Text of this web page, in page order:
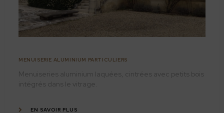
MENUISERIE ALUMINIUM PARTICULIERS
Menuiseries aluminium laquées, cintrées avec petits bois
intégrés dans le vitrage.
EN SAVOIR PLUS